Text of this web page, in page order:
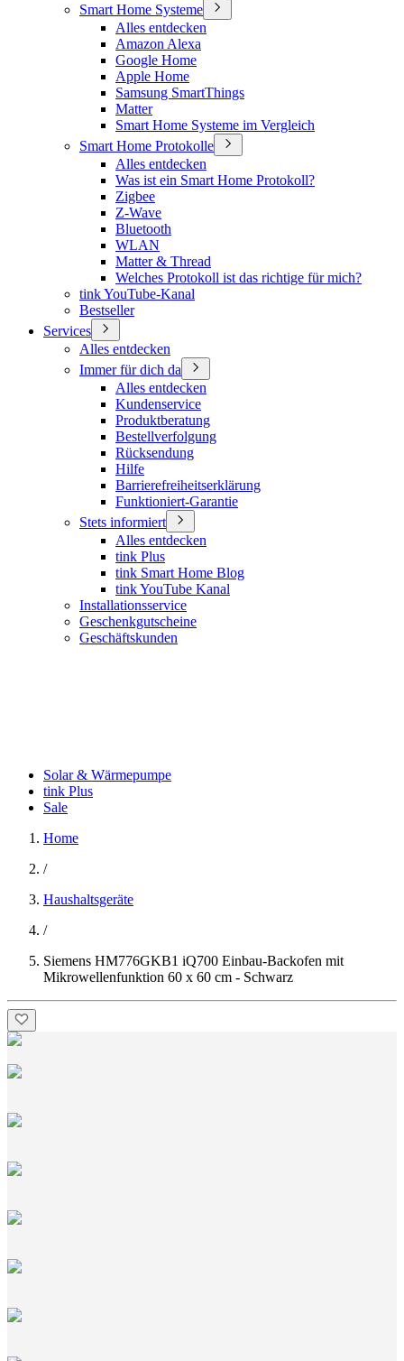
Smart Home Systeme
Alles entdecken
Amazon Alexa
Google Home
Apple Home
Samsung SmartThings
Matter
Smart Home Systeme im Vergleich
Smart Home Protokolle
Alles entdecken
Was ist ein Smart Home Protokoll?
Zigbee
Z-Wave
Bluetooth
WLAN
Matter & Thread
Welches Protokoll ist das richtige für mich?
tink YouTube-Kanal
Bestseller
Services
Alles entdecken
Immer für dich da
Alles entdecken
Kundenservice
Produktberatung
Bestellverfolgung
Rücksendung
Hilfe
Barrierefreiheitserklärung
Funktioniert-Garantie
Stets informiert
Alles entdecken
tink Plus
tink Smart Home Blog
tink YouTube Kanal
Installationsservice
Geschenkgutscheine
Geschäftskunden
Solar & Wärmepumpe
tink Plus
Sale
Home
/
Haushaltsgeräte
/
Siemens HM776GKB1 iQ700 Einbau-Backofen mit
Mikrowellenfunktion 60 x 60 cm - Schwarz